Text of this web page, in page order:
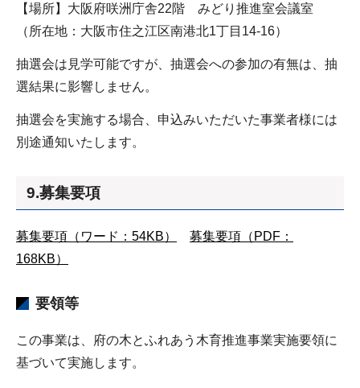
【場所】大阪府咲洲庁舎22階 みどり推進室会議室
（所在地：大阪市住之江区南港北1丁目14-16）
抽選会は見学可能ですが、抽選会への参加の有無は、抽
選結果に影響しません。
抽選会を実施する場合、申込みいただいた事業者様には
別途通知いたします。
9.募集要項
募集要項（ワード：54KB）
募集要項（PDF：
168KB）
要領等
この事業は、府の木とふれあう木育推進事業実施要領に
基づいて実施します。